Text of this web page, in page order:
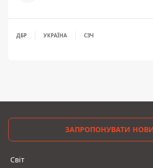
ДБР УКРАЇНА СЗЧ
ЗАПРОПОНУВАТИ
Світ